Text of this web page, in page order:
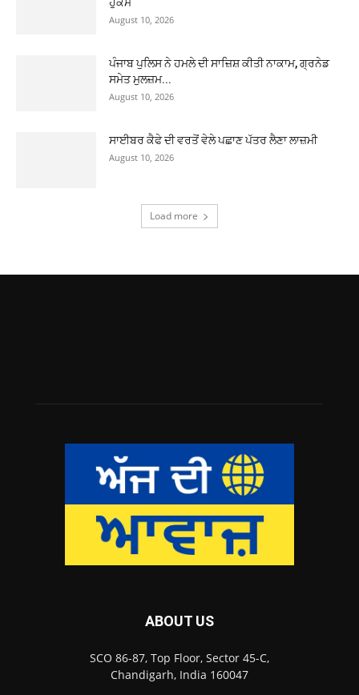
ਹੁਕਮ
August 10, 2026
ਪੰਜਾਬ ਪੁਲਿਸ ਨੇ ਹਮਲੇ ਦੀ ਸਾਜ਼ਿਸ਼ ਕੀਤੀ ਨਾਕਾਮ, ਗ੍ਰਨੇਡ
ਸਮੇਤ ਮੁਲਜ਼ਮ...
August 10, 2026
ਸਾਈਬਰ ਕੈਫੇ ਦੀ ਵਰਤੋਂ ਵੇਲੇ ਪਛਾਣ ਪੱਤਰ ਲੈਣਾ ਲਾਜ਼ਮੀ
August 10, 2026
Load more
ABOUT US
SCO 86-87, Top Floor, Sector 45-C,
Chandigarh, India 160047